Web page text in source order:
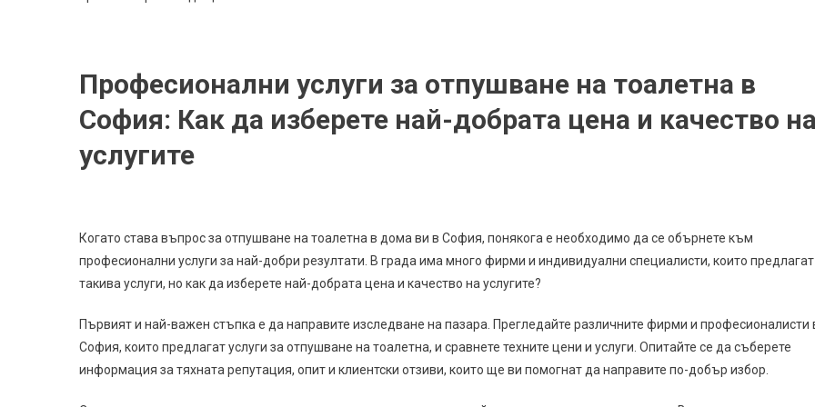
Професионални услуги за отпушване на тоалетна в
София: Как да изберете най-добрата цена и качество
услугите
Когато става въпрос за отпушване на тоалетна в дома ви в София, понякога е необходимо да се обърнете към
професионални услуги за най-добри резултати. В града има много фирми и индивидуални специалисти, които предлагат
такива услуги, но как да изберете най-добрата цена и качество на услугите?
Първият и най-важен стъпка е да направите изследване на пазара. Прегледайте различните фирми и професионалисти
София, които предлагат услуги за отпушване на тоалетна, и сравнете техните цени и услуги. Опитайте се да съберете
информация за тяхната репутация, опит и клиентски отзиви, които ще ви помогнат да направите по-добър избор.